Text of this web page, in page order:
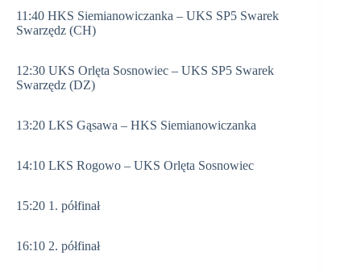
11:40 HKS Siemianowiczanka – UKS SP5 Swarek
Swarzędz (CH)
12:30 UKS Orlęta Sosnowiec – UKS SP5 Swarek
Swarzędz (DZ)
13:20 LKS Gąsawa – HKS Siemianowiczanka
14:10 LKS Rogowo – UKS Orlęta Sosnowiec
15:20 1. półfinał
16:10 2. półfinał